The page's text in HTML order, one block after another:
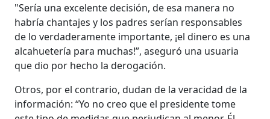
"Sería una excelente decisión, de esa manera no
habría chantajes y los padres serían responsables
de lo verdaderamente importante, ¡el dinero es una
alcahuetería para muchas!”, aseguró una usuaria
que dio por hecho la derogación.
Otros, por el contrario, dudan de la veracidad de la
información: “Yo no creo que el presidente tome